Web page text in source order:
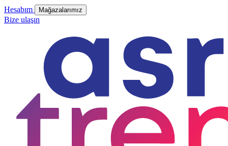
Hesabım Mağazalarımız
Bize ulaşın